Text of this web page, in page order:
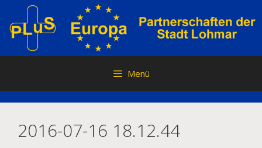
Inhalt
springen
Menü
2016-07-16 18.12.44